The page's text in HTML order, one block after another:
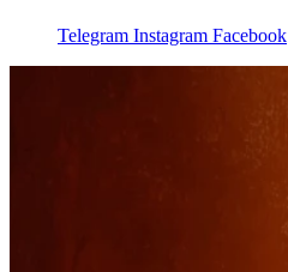
Telegram Instagram Facebook